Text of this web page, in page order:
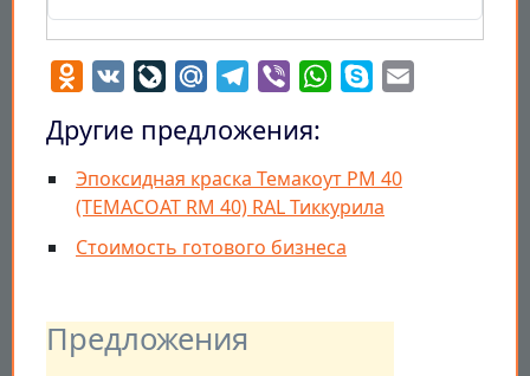
Предложения
Odnoklassniki
VK LiveJournal
Mail.RuTelegram
Viber WhatsApp
Skype
Другие предложения:
Эпоксидная краска Темакоут РМ 40
(TEMACOAT RM 40) RAL Тиккурила
Стоимость готового бизнеса